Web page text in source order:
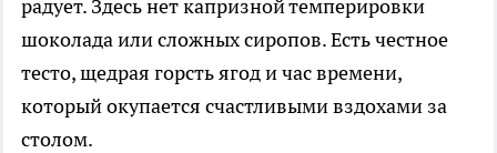
радует. Здесь нет капризной темперировки
шоколада или сложных сиропов. Есть честное
тесто, щедрая горсть ягод и час времени,
который окупается счастливыми вздохами за
столом.